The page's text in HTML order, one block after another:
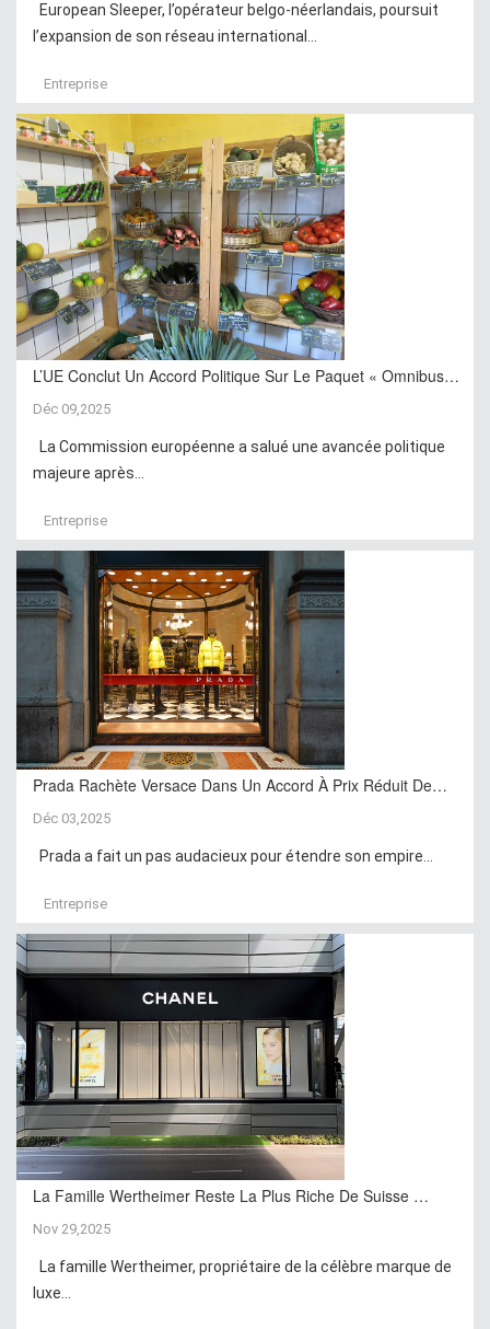
European Sleeper, l’opérateur belgo-néerlandais, poursuit
l’expansion de son réseau international...
Entreprise
L’UE Conclut Un Accord Politique Sur Le Paquet « Omnibus…
Déc 09,2025
La Commission européenne a salué une avancée politique
majeure après...
Entreprise
Prada Rachète Versace Dans Un Accord À Prix Réduit De…
Déc 03,2025
Prada a fait un pas audacieux pour étendre son empire...
Entreprise
La Famille Wertheimer Reste La Plus Riche De Suisse …
Nov 29,2025
La famille Wertheimer, propriétaire de la célèbre marque de
luxe...